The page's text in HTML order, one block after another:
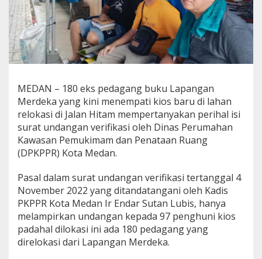
a
p
a
n
g
a
e
r
d
k
a
P
r
a
n
y
a
k
a
MEDAN – 180 eks pedagang buku Lapangan
Merdeka yang kini menempati kios baru di lahan
relokasi di Jalan Hitam mempertanyakan perihal isi
surat undangan verifikasi oleh Dinas Perumahan
Kawasan Pemukimam dan Penataan Ruang
(DPKPPR) Kota Medan.
Pasal dalam surat undangan verifikasi tertanggal 4
November 2022 yang ditandatangani oleh Kadis
PKPPR Kota Medan Ir Endar Sutan Lubis, hanya
melampirkan undangan kepada 97 penghuni kios
padahal dilokasi ini ada 180 pedagang yang
direlokasi dari Lapangan Merdeka.